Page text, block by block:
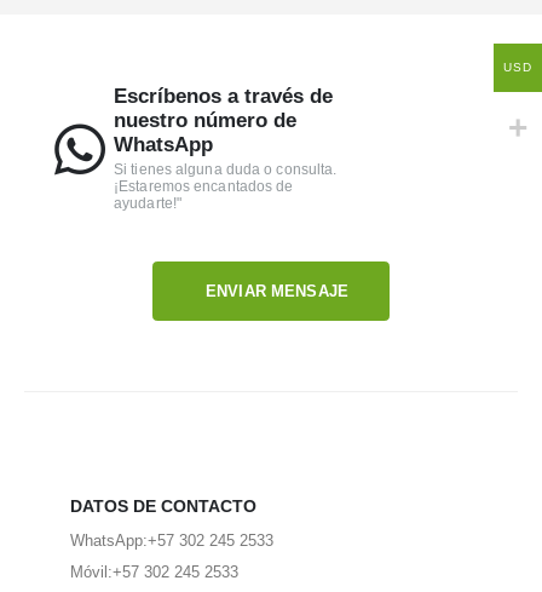
Escríbenos a través de
nuestro número de
WhatsApp
Si tienes alguna duda o consulta.
¡Estaremos encantados de
ayudarte!"
ENVIAR MENSAJE
DATOS DE CONTACTO
WhatsApp:+57 302 245 2533
Móvil:+57 302 245 2533
USD